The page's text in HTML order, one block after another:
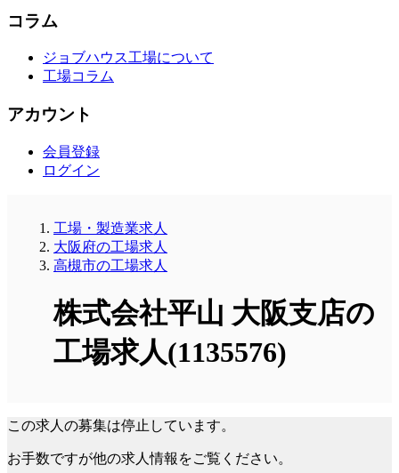
コラム
ジョブハウス工場について
工場コラム
アカウント
会員登録
ログイン
工場・製造業求人
大阪府の工場求人
高槻市の工場求人
株式会社平山 大阪支店の
工場求人(1135576)
この求人の募集は停止しています。
お手数ですが他の求人情報をご覧ください。